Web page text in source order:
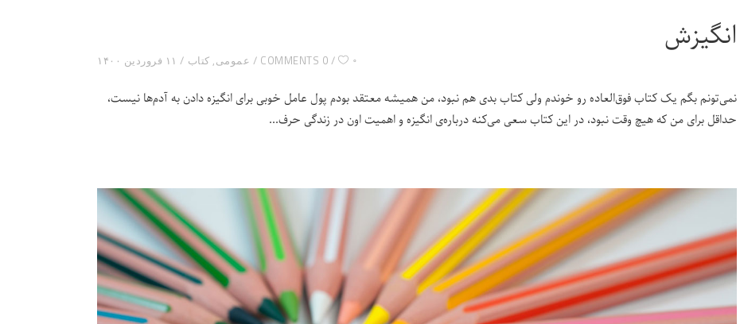
انگیزش
۱۱ فروردین ۱۴۰۰ عمومی, کتاب 0 COMMENTS ۰
نمی‌تونم بگم یک کتاب فوق‌العاده رو خوندم ولی کتاب بدی هم نبود، من همیشه معتقد بودم پول عامل خوبی برای انگیزه دادن به آدم‌ها نیست،
حداقل برای من که هیچ وقت نبود، در این کتاب سعی می‌کنه درباره‌ی انگیزه و اهمیت اون در زندگی حرف